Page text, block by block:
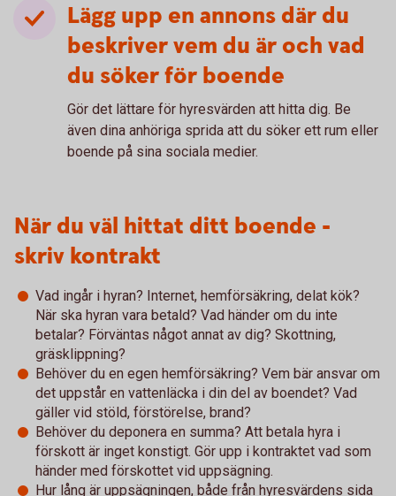
Lägg upp en annons där du
beskriver vem du är och vad
du söker för boende
Gör det lättare för hyresvärden att hitta dig. Be
även dina anhöriga sprida att du söker ett rum eller
boende på sina sociala medier.
När du väl hittat ditt boende -
skriv kontrakt
Vad ingår i hyran? Internet, hemförsäkring, delat kök?
När ska hyran vara betald? Vad händer om du inte
betalar? Förväntas något annat av dig? Skottning,
gräsklippning?
Behöver du en egen hemförsäkring? Vem bär ansvar om
det uppstår en vattenläcka i din del av boendet? Vad
gäller vid stöld, förstörelse, brand?
Behöver du deponera en summa? Att betala hyra i
förskott är inget konstigt. Gör upp i kontraktet vad som
händer med förskottet vid uppsägning.
Hur lång är uppsägningen, både från hyresvärdens sida